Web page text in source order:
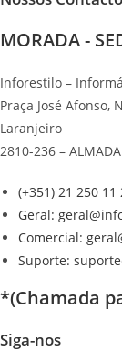
MORADA -
Inforestilo –
Praça José Afonso,
Laranjeiro
2810-236 – ALMADA
(+351) 21 250 11
Geral:
Comercial:
Suporte:
*(Chamada
Siga-nos